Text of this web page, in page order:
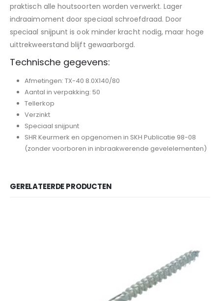
praktisch alle houtsoorten worden verwerkt. Lager
indraaimoment door speciaal schroefdraad. Door
speciaal snijpunt is ook minder kracht nodig, maar hoge
uittrekweerstand blijft gewaarborgd.
Technische gegevens:
Afmetingen: TX-40 8.0X140/80
Aantal in verpakking: 50
Tellerkop
Verzinkt
Speciaal snijpunt
SHR Keurmerk en opgenomen in SKH Publicatie 98-08
(zonder voorboren in inbraakwerende gevelelementen)
GERELATEERDE PRODUCTEN